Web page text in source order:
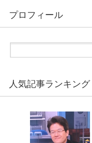
プロフィール
人気記事ランキング